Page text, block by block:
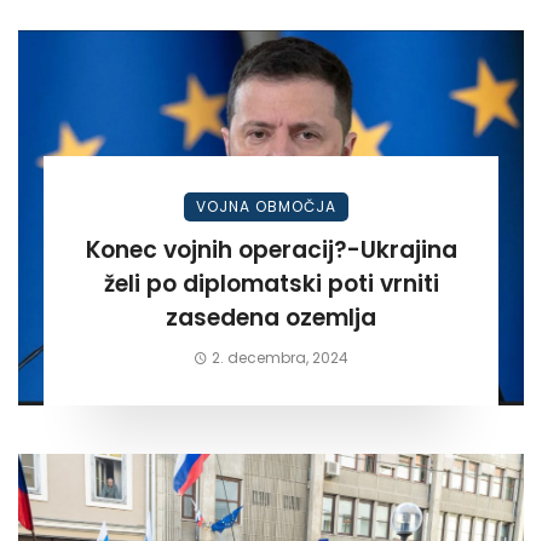
VOJNA OBMOČJA
Konec vojnih operacij?-Ukrajina
želi po diplomatski poti vrniti
zasedena ozemlja
2. decembra, 2024